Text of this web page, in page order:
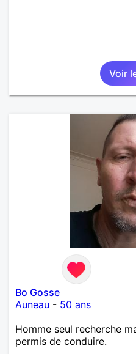
Voir
Bo Gosse
Auneau - 50 ans
Homme seul recherche
permis de conduire.